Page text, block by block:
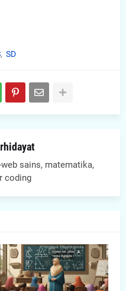
SD
sains, matematika,
coding